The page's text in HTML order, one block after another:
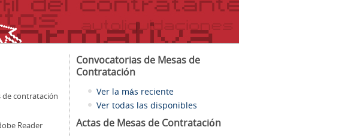
de contratación
Reader
Convocatorias de Mesas de
Contratación
Ver la más reciente
Ver todas las disponibles
Actas de Mesas de Contratación